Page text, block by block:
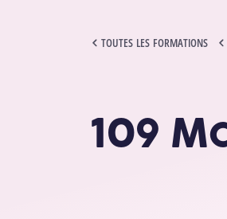
TOUTES LES FORMATIONS
109 MAITRISE DE LA LANGUE
109